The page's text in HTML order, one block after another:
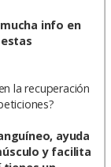
info en
la recuperación
ayuda
y facilita